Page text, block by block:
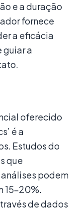
e a duração
fornece
a eficácia
guiar a
oferecido
é a
Estudos do
que
podem
15-20%.
de dados